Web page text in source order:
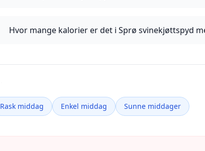
Hvor mange kalorier er det i Sprø svinekjøttspyd
Rask middag Enkel middag Sunne middager